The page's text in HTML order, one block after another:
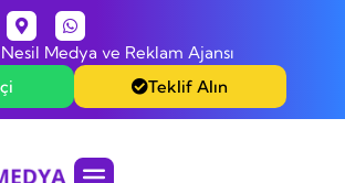
Medya ve Reklam Ajansı
Teklif Alın